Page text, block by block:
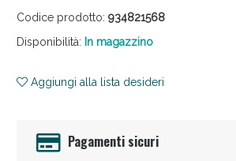
Codice prodotto: 934821568
Disponibilità: In magazzino
Aggiungi alla lista desideri
Pagamenti sicuri
Anticellulite e Fanghi: Sconto fino